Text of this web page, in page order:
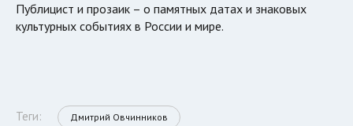
Публицист и прозаик – о памятных датах и знаковых
культурных событиях в России и мире.
Теги: Дмитрий Овчинников